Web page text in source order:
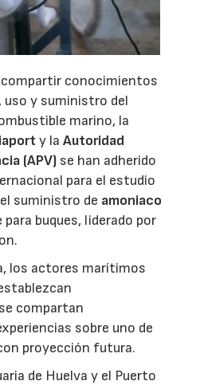
conocimientos
uso y suministro del
marino, la
y laAutoridad
(APV) se han adherido
para el estudio
suministro de amoniaco
buques, liderado por
los actores marítimos
compartan
sobre uno de
proyección futura.
de Huelva y el Puerto